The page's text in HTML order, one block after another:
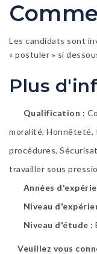
Les candidats sont
« postuler » si
Plus
Qualification
moralité, Honnêteté,
procédures,
travailler sous
Années
Niveau
Niveau d'étude
Veuillez vous